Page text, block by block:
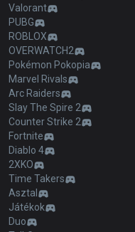
Valorant
PUBG
ROBLOX
OVERWATCH2
Pokémon Pokopia
Marvel Rivals
Arc Raiders
Slay The Spire 2
Counter Strike 2
Fortnite
Diablo 4
2XKO
Time Takers
Asztal
Játékok
Duo